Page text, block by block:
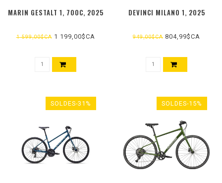
MARIN GESTALT 1, 700C, 2025
1 599,00$CA1 199,00$CA
DEVINCI MILANO 1, 2025
949,00$CA 804,99$CA
SOLDES-31% SOLDES-15%